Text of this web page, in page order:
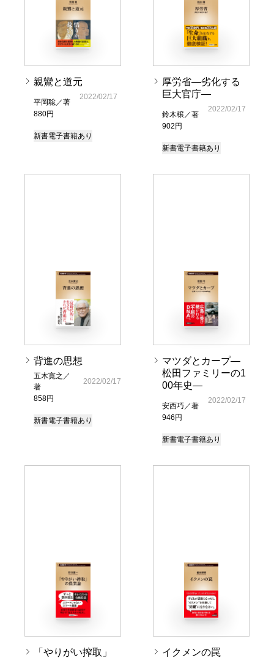
親鸞と道元
平岡聡／著
880円
2022/02/17
新書電子書籍あり
厚労省―劣化する
巨大官庁―
鈴木穣／著
902円
2022/02/17
新書電子書籍あり
背進の思想
五木寛之／
著
858円
2022/02/17
新書電子書籍あり
マツダとカープ―
松田ファミリーの1
00年史―
安西巧／著
946円
2022/02/17
新書電子書籍あり
「やりがい搾取」
イクメンの罠